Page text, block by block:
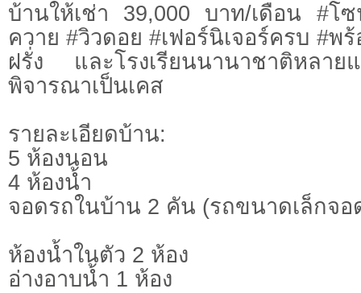
บ้านให้เช่า 39,000 บาท/เดือน #โ
ควาย #วิวดอย #เฟอร์นิเจอร์ครบ #พ
ฝรั่ง และโรงเรียนนานาชาติหลาย
พิจารณาเป็นเคส
รายละเอียดบ้าน:
5 ห้องนอน
4 ห้องน้ำ
จอดรถในบ้าน 2 คัน (รถขนาดเล็กจอ
ห้องน้ำในตัว 2 ห้อง
อ่างอาบน้ำ 1 ห้อง